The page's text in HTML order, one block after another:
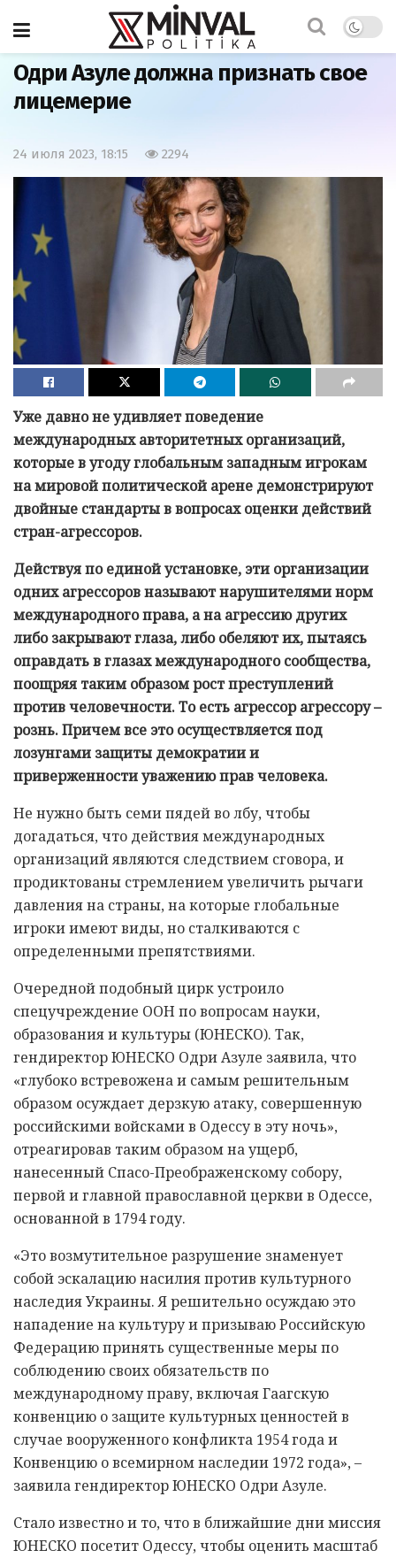
Главная Политика
Одри Азуле должна признать свое
лицемерие
24 июля 2023, 18:15 2294
Уже давно не удивляет поведение
международных авторитетных организаций,
которые в угоду глобальным западным игрокам
на мировой политической арене демонстрируют
двойные стандарты в вопросах оценки действий
стран-агрессоров.
Действуя по единой установке, эти организации
одних агрессоров называют нарушителями норм
международного права, а на агрессию других
либо закрывают глаза, либо обеляют их, пытаясь
оправдать в глазах международного сообщества,
поощряя таким образом рост преступлений
против человечности. То есть агрессор агрессору –
рознь. Причем все это осуществляется под
лозунгами защиты демократии и
приверженности уважению прав человека.
Не нужно быть семи пядей во лбу, чтобы
догадаться, что действия международных
организаций являются следствием сговора, и
продиктованы стремлением увеличить рычаги
давления на страны, на которые глобальные
игроки имеют виды, но сталкиваются с
определенными препятствиями.
Очередной подобный цирк устроило
спецучреждение ООН по вопросам науки,
образования и культуры (ЮНЕСКО). Так,
гендиректор ЮНЕСКО Одри Азуле заявила, что
«глубоко встревожена и самым решительным
образом осуждает дерзкую атаку, совершенную
российскими войсками в Одессу в эту ночь»,
отреагировав таким образом на ущерб,
нанесенный Спасо-Преображенскому собору,
первой и главной православной церкви в Одессе,
основанной в 1794 году.
«Это возмутительное разрушение знаменует
собой эскалацию насилия против культурного
наследия Украины. Я решительно осуждаю это
нападение на культуру и призываю Российскую
Федерацию принять существенные меры по
соблюдению своих обязательств по
международному праву, включая Гаагскую
конвенцию о защите культурных ценностей в
случае вооруженного конфликта 1954 года и
Конвенцию о всемирном наследии 1972 года», –
заявила гендиректор ЮНЕСКО Одри Азуле.
Стало известно и то, что в ближайшие дни миссия
ЮНЕСКО посетит Одессу, чтобы оценить масштаб